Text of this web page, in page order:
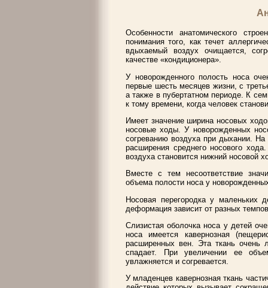
Особенности анатомического
понимания того, как течет
вдыхаемый воздух очищается,
качестве «кондиционера».
У новорожденного полость носа
первые шесть месяцев жизни, с
а также в пубертатном периоде. К
к тому времени, когда человек
Имеет значение ширина носовых
носовые ходы. У новорожденных
согреванию воздуха при дыхании. На
расширения среднего носового
воздуха становится нижний носовой
Вместе с тем несоответствие
объема полости носа у
Носовая перегородка у маленьких
деформация зависит от разных
Слизистая оболочка носа у детей
носа имеется кавернозная
расширенных вен. Эта ткань очень
спадает. При увеличении ее
увлажняется и согревается.
У младенцев кавернозная ткань